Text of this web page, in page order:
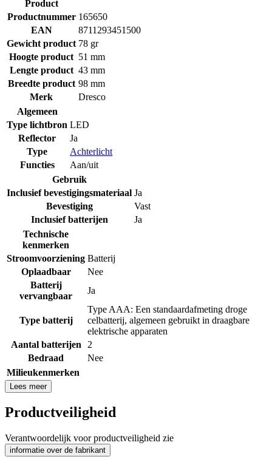
Product
Productnummer 165650
EAN
8711293451500
Gewicht product 78 gr
Hoogte product 51 mm
Lengte product 43 mm
Breedte product 98 mm
Merk
Dresco
Algemeen
Type lichtbron LED
Reflector
Ja
Type
Achterlicht
Functies
Aan/uit
Gebruik
Inclusief bevestigingsmateriaal Ja
Bevestiging
Vast
Inclusief batterijen
Ja
Technische
kenmerken
Stroomvoorziening Batterij
Oplaadbaar
Nee
Batterij
vervangbaar
Ja
Type batterij
Type AAA: Een standaardafmeting droge
celbatterij, algemeen gebruikt in draagbare
elektrische apparaten
Aantal batterijen
2
Bedraad
Nee
Milieukenmerken
Lees meer
Productveiligheid
Verantwoordelijk voor productveiligheid zie
informatie over de fabrikant